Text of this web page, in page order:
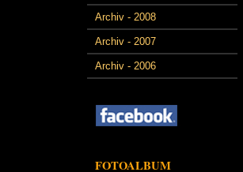
Archiv - 2008
Archiv - 2007
Archiv - 2006
FOTOALBUM